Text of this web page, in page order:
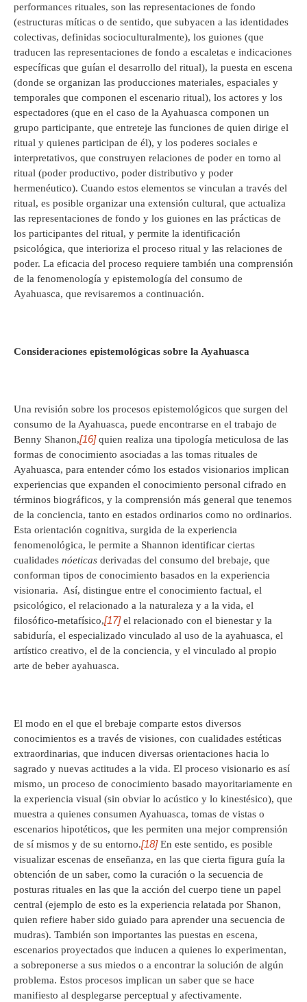
performances rituales, son las representaciones de fondo
(estructuras míticas o de sentido, que subyacen a las identidades
colectivas, definidas socioculturalmente), los guiones (que
traducen las representaciones de fondo a escaletas e indicaciones
específicas que guían el desarrollo del ritual), la puesta en escena
(donde se organizan las producciones materiales, espaciales y
temporales que componen el escenario ritual), los actores y los
espectadores (que en el caso de la Ayahuasca componen un
grupo participante, que entreteje las funciones de quien dirige el
ritual y quienes participan de él), y los poderes sociales e
interpretativos, que construyen relaciones de poder en torno al
ritual (poder productivo, poder distributivo y poder
hermenéutico). Cuando estos elementos se vinculan a través del
ritual, es posible organizar una extensión cultural, que actualiza
las representaciones de fondo y los guiones en las prácticas de
los participantes del ritual, y permite la identificación
psicológica, que interioriza el proceso ritual y las relaciones de
poder. La eficacia del proceso requiere también una comprensión
de la fenomenología y epistemología del consumo de
Ayahuasca, que revisaremos a continuación.
Consideraciones epistemológicas sobre la Ayahuasca
Una revisión sobre los procesos epistemológicos que surgen del
consumo de la Ayahuasca, puede encontrarse en el trabajo de
Benny Shanon,[16]quien realiza una tipología meticulosa de las
formas de conocimiento asociadas a las tomas rituales de
Ayahuasca, para entender cómo los estados visionarios implican
experiencias que expanden el conocimiento personal cifrado en
términos biográficos, y la comprensión más general que tenemos
de la conciencia, tanto en estados ordinarios como no ordinarios.
Esta orientación cognitiva, surgida de la experiencia
fenomenológica, le permite a Shannon identificar ciertas
cualidades nóeticas derivadas del consumo del brebaje, que
conforman tipos de conocimiento basados en la experiencia
visionaria. Así, distingue entre el conocimiento factual, el
psicológico, el relacionado a la naturaleza y a la vida, el
filosófico-metafísico,[17]el relacionado con el bienestar y la
sabiduría, el especializado vinculado al uso de la ayahuasca, el
artístico creativo, el de la conciencia, y el vinculado al propio
arte de beber ayahuasca.
El modo en el que el brebaje comparte estos diversos
conocimientos es a través de visiones, con cualidades estéticas
extraordinarias, que inducen diversas orientaciones hacia lo
sagrado y nuevas actitudes a la vida. El proceso visionario es así
mismo, un proceso de conocimiento basado mayoritariamente en
la experiencia visual (sin obviar lo acústico y lo kinestésico), que
muestra a quienes consumen Ayahuasca, tomas de vistas o
escenarios hipotéticos, que les permiten una mejor comprensión
de sí mismos y de su entorno.[18]En este sentido, es posible
visualizar escenas de enseñanza, en las que cierta figura guía la
obtención de un saber, como la curación o la secuencia de
posturas rituales en las que la acción del cuerpo tiene un papel
central (ejemplo de esto es la experiencia relatada por Shanon,
quien refiere haber sido guiado para aprender una secuencia de
mudras). También son importantes las puestas en escena,
escenarios proyectados que inducen a quienes lo experimentan,
a sobreponerse a sus miedos o a encontrar la solución de algún
problema. Estos procesos implican un saber que se hace
manifiesto al desplegarse perceptual y afectivamente.